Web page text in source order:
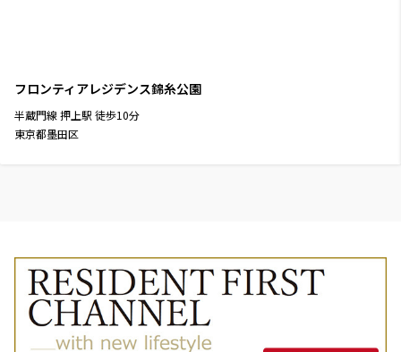
フロンティアレジデンス錦糸公園
半蔵門線 押上駅 徒歩10分
東京都墨田区